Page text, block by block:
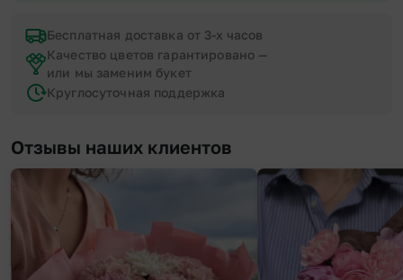
Бесплатная доставка от 3-х часов
Качество цветов гарантировано —
или мы заменим букет
Круглосуточная поддержка
Отзывы наших клиентов